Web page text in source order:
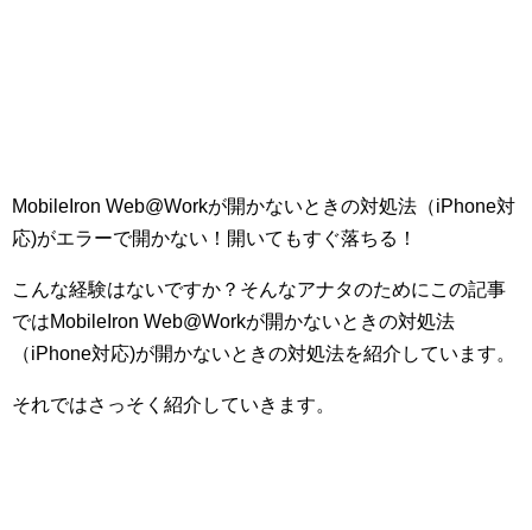
MobileIron Web@Workが開かないときの対処法（iPhone対
応)がエラーで開かない！開いてもすぐ落ちる！
こんな経験はないですか？そんなアナタのためにこの記事
ではMobileIron Web@Workが開かないときの対処法
（iPhone対応)が開かないときの対処法を紹介しています。
それではさっそく紹介していきます。